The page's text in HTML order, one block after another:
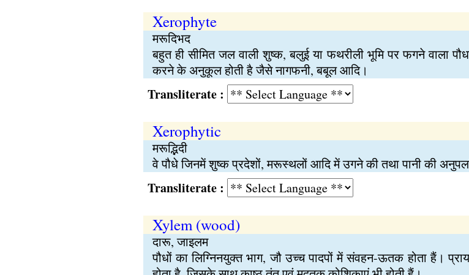
Xerophyte
मरूदिभद
बहुत ही सीमित जल वाली शुष्क, बलुई या फथरीली भूमि पर फगने वाला
करने के अनुकूल होती है जैसे नागफनी, बबूल आदि।
Transliterate :
Xerophytic
मरूद्भिदी
वे पौधे जिनमें शुष्क प्रदेशों, मरूस्थलों आदि में उगने की तथा पानी की
Transliterate :
Xylem (wood)
दारू, जाइलम
पौधों का लिग्निनयुक्त भाग, जौ उच्च पादपों में संवहन-ऊतक होता हैं।